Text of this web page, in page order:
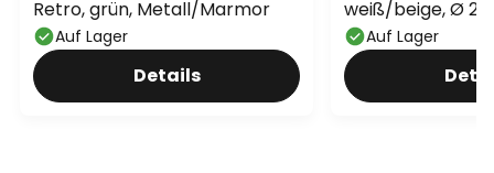
Retro, grün, Metall/Marmor
Auf Lager
Details
weiß/beige, Ø
E27Auf Lager